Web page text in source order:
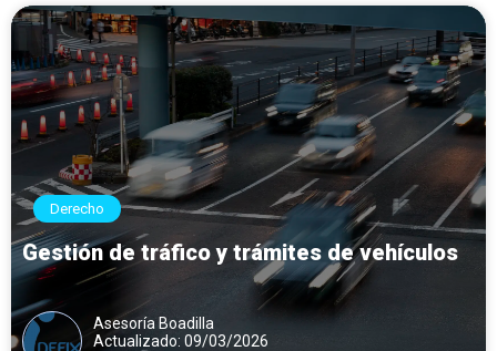
Derecho
Gestión de tráfico y trámites de vehículos
Asesoría Boadilla
Actualizado: 09/03/2026